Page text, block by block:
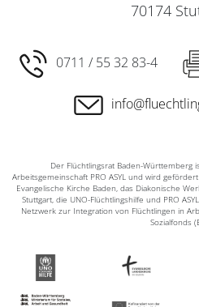
70174
0711 / 55 32 83-4
Der Flüchtlingsrat Baden-Württemberg
Arbeitsgemeinschaft PRO ASYL und wird
Evangelische Kirche Baden, das Diakonische
Stuttgart, die UNO-Flüchtlingshilfe und PRO
Netzwerk zur Integration von Flüchtlingen in
Sozialfonds